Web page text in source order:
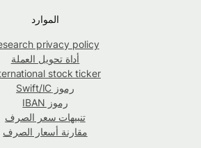
الموارد
Research privacy policy
أداة تحويل العملة
International stock ticker
رموز Swift/IC
رموز IBAN
تنبيهات سعر الصرف
مقارنة أسعار الصرف